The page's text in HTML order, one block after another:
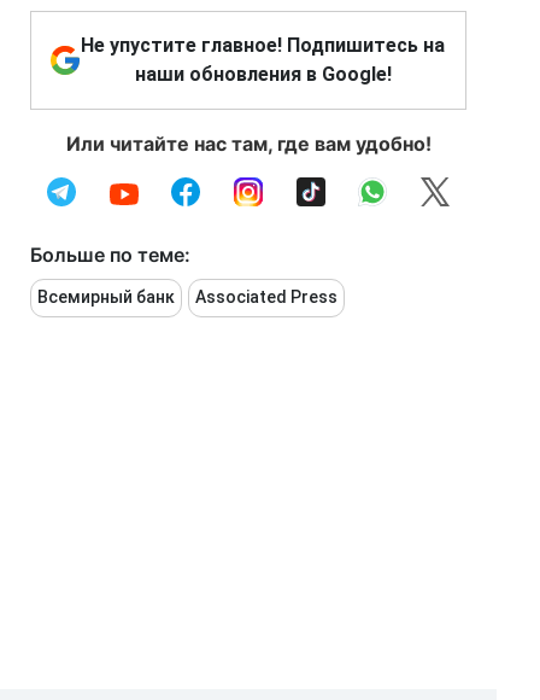
Не упустите главное! Подпишитесь на
наши обновления в Google!
Или читайте нас там, где вам удобно!
Больше по теме:
Всемирный банк Associated Press